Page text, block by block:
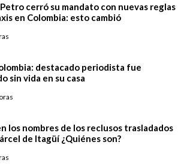
cerró su mandato con nuevas reglas
en Colombia: esto cambió
destacado periodista fue
sin vida en su casa
los nombres de los reclusos trasladados
de Itagüí ¿Quiénes son?